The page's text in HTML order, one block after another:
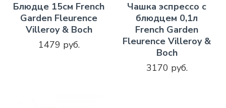
Блюдце 15см French
Garden Fleurence
Villeroy & Boch
1479 руб.
Чашка эспрессо с
блюдцем 0,1л
French Garden
Fleurence Villeroy &
Boch
3170 руб.